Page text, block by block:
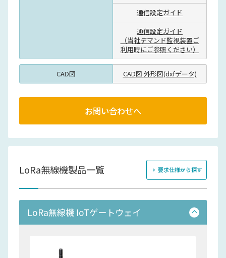
通信設定ガイド
通信設定ガイド
（当社デマンド監視装置ご
利用時にご参照ください）
CAD図 CAD図 外形図(dxfデータ)
お問い合わせへ
LoRa無線機製品一覧 要求仕様から探す
LoRa無線機 IoTゲートウェイ